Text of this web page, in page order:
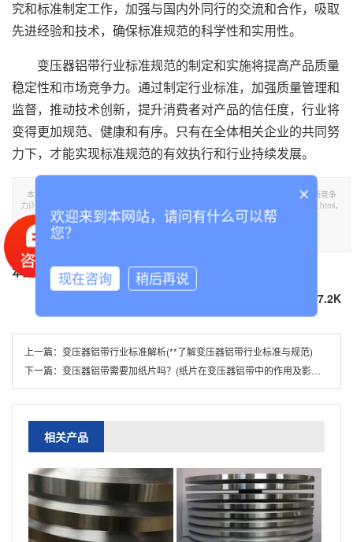
究和标准制定工作，加强与国内外同行的交流和合作，吸取
先进经验和技术，确保标准规范的科学性和实用性。
变压器铝带行业标准规范的制定和实施将提高产品质量
稳定性和市场竞争力。通过制定行业标准，加强质量管理和
监督，推动技术创新，提升消费者对产品的信任度，行业将
变得更加规范、健康和有序。只有在全体相关企业的共同努
力下，才能实现标准规范的有效执行和行业持续发展。
本文标题《变压器铝带行业标准规范的重要性与实施效果(提升产品质量稳定性和市场竞争
力)》,**于泰诚铝业官网。转载请注明出处：https://www.tclvban.com//lvdainews/320.html，
需要变压器铝带,铝带可联系我们！
本文TGA标签： 变压器铝带 铝带
67.2K
上一篇： 变压器铝带行业标准解析(**了解变压器铝带行业标准与规范)
下一篇： 变压器铝带需要加纸片吗？(纸片在变压器铝带中的作用及影响分析)
相关产品
×
欢迎来到本网站，请问有什么可以帮
您？
现在咨询 稍后再说